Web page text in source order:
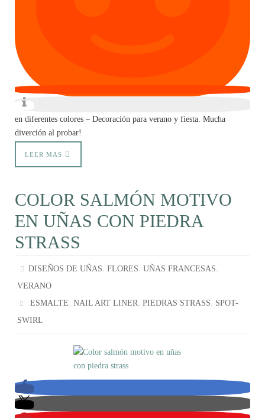
en diferentes colores – Decoración para verano y fiesta. Mucha
diverción al probar!
LEER MAS
COLOR SALMÓN MOTIVO
EN UÑAS CON PIEDRA
STRASS
DISEÑOS DE UÑAS,FLORES,UÑAS FRANCESAS,
VERANO
ESMALTE,NAIL ART LINER,PIEDRAS STRASS, SPOT-
SWIRL